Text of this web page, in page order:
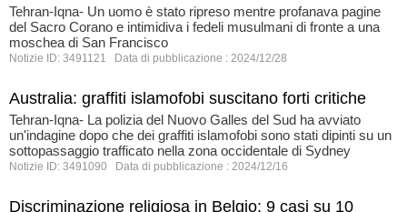
Tehran-Iqna- Un uomo è stato ripreso mentre profanava pagine
del Sacro Corano e intimidiva i fedeli musulmani di fronte a una
moschea di San Francisco
Notizie ID: 3491121 Data di pubblicazione : 2024/12/28
Australia: graffiti islamofobi suscitano forti critiche
Tehran-Iqna- La polizia del Nuovo Galles del Sud ha avviato
un'indagine dopo che dei graffiti islamofobi sono stati dipinti su un
sottopassaggio trafficato nella zona occidentale di Sydney
Notizie ID: 3491090 Data di pubblicazione : 2024/12/16
Discriminazione religiosa in Belgio: 9 casi su 10